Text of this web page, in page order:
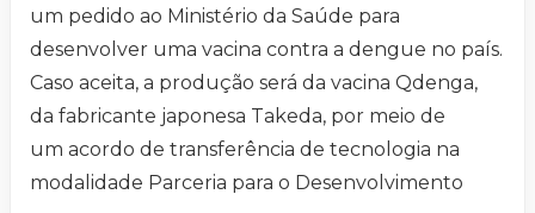
um pedido ao Ministério da Saúde para
desenvolver uma vacina contra a dengue no país.
Caso aceita, a produção será da vacina Qdenga,
da fabricante japonesa Takeda, por meio de
um acordo de transferência de tecnologia na
modalidade Parceria para o Desenvolvimento